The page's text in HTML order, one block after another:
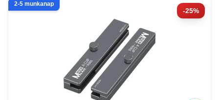
-25%
2-5 munkanap